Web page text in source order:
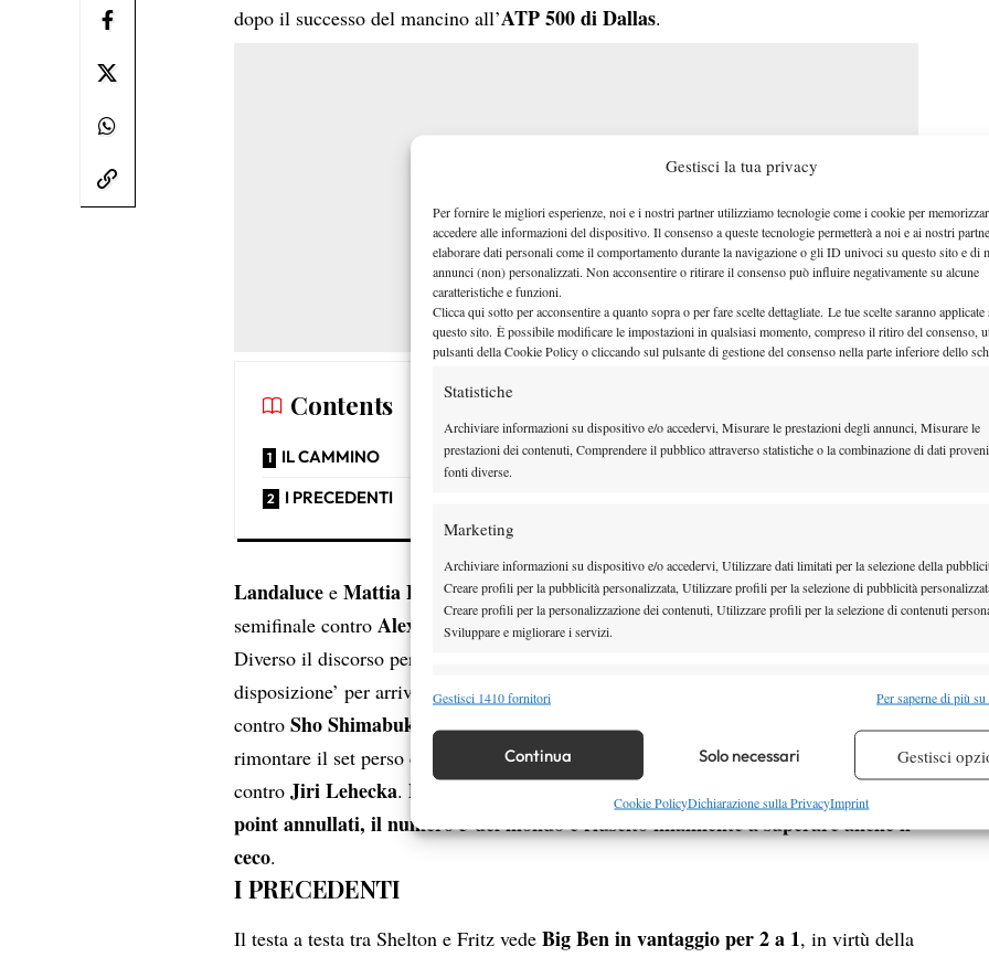
Gestisci la tua privacy
Per fornire le migliori esperienze, noi e i nostri partner utilizziamo tecnologie come i cookie per
accedere alle informazioni del dispositivo. Il consenso a queste tecnologie permetterà a noi e ai nostri
elaborare dati personali come il comportamento durante la navigazione o gli ID univoci su questo sito e di
annunci (non) personalizzati. Non acconsentire o ritirare il consenso può influire negativamente su alcune
caratteristiche e funzioni.
Clicca qui sotto per acconsentire a quanto sopra o per fare scelte dettagliate. Le tue scelte saranno applicate
questo sito. È possibile modificare le impostazioni in qualsiasi momento, compreso il ritiro del consenso,
pulsanti della Cookie Policy o cliccando sul pulsante di gestione del consenso nella parte inferiore dello
Statistiche
Archiviare informazioni su dispositivo e/o accedervi, Misurare le prestazioni degli annunci, Misurare le
prestazioni dei contenuti, Comprendere il pubblico attraverso statistiche o la combinazione di dati
fonti diverse.
Marketing
Archiviare informazioni su dispositivo e/o accedervi, Utilizzare dati limitati per la selezione della
Creare profili per la pubblicità personalizzata, Utilizzare profili per la selezione di pubblicità
Creare profili per la personalizzazione dei contenuti, Utilizzare profili per la selezione di contenuti
Sviluppare e migliorare i servizi.
Funzionalità
Identificare i dispositivi in base alle informazioni trasmesse automaticamente.
Garantire la sicurezza, prevenire e rilevare frodi, correggere errori,
Erogare e presentare pubblicità e contenuto, Salvare e comunicare le
Gestisci 1410 fornitori Per saperne di più
Continua Solo necessari Gestisci
Cookie PolicyDichiarazione sulla PrivacyImprint
dopo il successo del mancino all’ATP 500 di Dallas.
Contents
IL CAMMINO
I PRECEDENTI
Dopo un inizio di torneo molto
faticoso, Fritz sembra aver
set giocati controMartin
Landaluce eMattia Belluccihanno lasciato spazio a una tranquilla vittoria in
semifinale controAlexander Bublik.
Diverso il discorso per il figlio di Bryan, che ha dovuto giocare tutti e nove i set ‘a
disposizione’ per arrivare in finale, di cui 5 nello stesso giorno: il suo quarto di finale
controSho Shimabukuroè stato interrotto per oscurità, costringendo Shelton a
rimontare il set perso contro il giapponese poche ore prima di andare a giocarsela
controJiri Lehecka.Dopo 2 ore e 54 minuti di partita, tre tie-break e 2 match
point annullati, il numero 5 del mondo è riuscito finalmente a superare anche il
ceco.
I PRECEDENTI
Il testa a testa tra Shelton e Fritz vedeBig Ben in vantaggio per 2 a 1, in virtù della